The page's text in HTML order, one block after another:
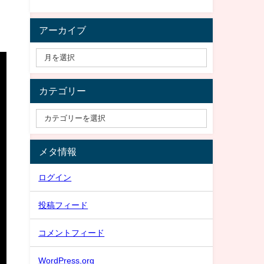
アーカイブ
カテゴリー
メタ情報
ログイン
投稿フィード
コメントフィード
WordPress.org